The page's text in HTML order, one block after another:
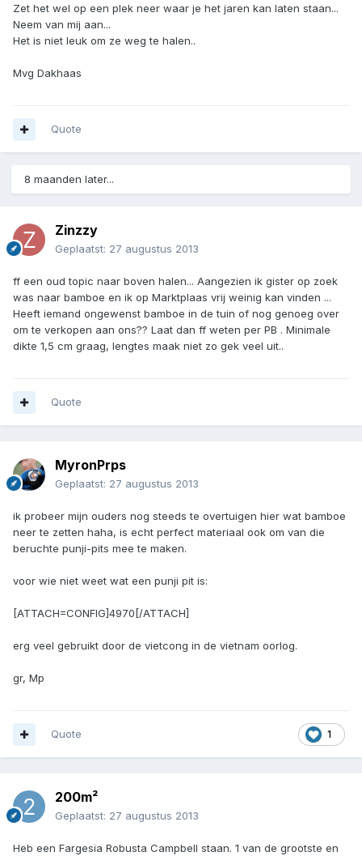
Zet het wel op een plek neer waar je het jaren kan laten staan...
Neem van mij aan...
Het is niet leuk om ze weg te halen..
Mvg Dakhaas
Quote
8 maanden later...
Zinzzy
Geplaatst: 27 augustus 2013
ff een oud topic naar boven halen... Aangezien ik gister op zoek
was naar bamboe en ik op Marktplaas vrij weinig kan vinden ...
Heeft iemand ongewenst bamboe in de tuin of nog genoeg over
om te verkopen aan ons?? Laat dan ff weten per PB . Minimale
dikte 1,5 cm graag, lengtes maak niet zo gek veel uit..
Quote
MyronPrps
Geplaatst: 27 augustus 2013
ik probeer mijn ouders nog steeds te overtuigen hier wat bamboe
neer te zetten haha, is echt perfect materiaal ook om van die
beruchte punji-pits mee te maken.
voor wie niet weet wat een punji pit is:
[ATTACH=CONFIG]4970[/ATTACH]
erg veel gebruikt door de vietcong in de vietnam oorlog.
gr, Mp
1
Quote
200m²
Geplaatst: 27 augustus 2013
Heb een Fargesia Robusta Campbell staan. 1 van de grootste en